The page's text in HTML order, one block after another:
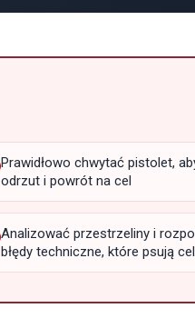
Prawidłowo chwytać pistolet,
odrzut i powrót na cel
Analizować przestrzeliny i
błędy techniczne, które psują